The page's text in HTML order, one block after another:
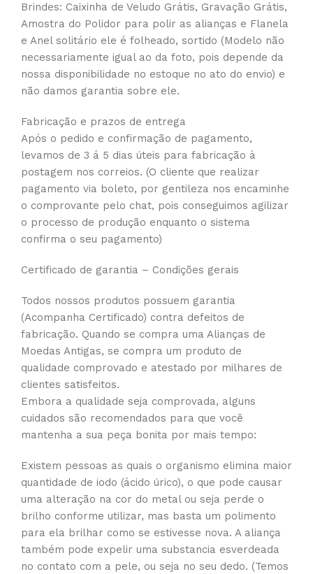
Brindes: Caixinha de Veludo Grátis, Gravação Grátis,
Amostra do Polidor para polir as alianças e Flanela
e Anel solitário ele é folheado, sortido (Modelo não
necessariamente igual ao da foto, pois depende da
nossa disponibilidade no estoque no ato do envio) e
não damos garantia sobre ele.
Fabricação e prazos de entrega
Após o pedido e confirmação de pagamento,
levamos de 3 á 5 dias úteis para fabricação à
postagem nos correios. (O cliente que realizar
pagamento via boleto, por gentileza nos encaminhe
o comprovante pelo chat, pois conseguimos agilizar
o processo de produção enquanto o sistema
confirma o seu pagamento)
Certificado de garantia – Condições gerais
Todos nossos produtos possuem garantia
(Acompanha Certificado) contra defeitos de
fabricação. Quando se compra uma Alianças de
Moedas Antigas, se compra um produto de
qualidade comprovado e atestado por milhares de
clientes satisfeitos.
Embora a qualidade seja comprovada, alguns
cuidados são recomendados para que você
mantenha a sua peça bonita por mais tempo:
Existem pessoas as quais o organismo elimina maior
quantidade de iodo (ácido úrico), o que pode causar
uma alteração na cor do metal ou seja perde o
brilho conforme utilizar, mas basta um polimento
para ela brilhar como se estivesse nova. A aliança
também pode expelir uma substancia esverdeada
no contato com a pele, ou seja no seu dedo. (Temos